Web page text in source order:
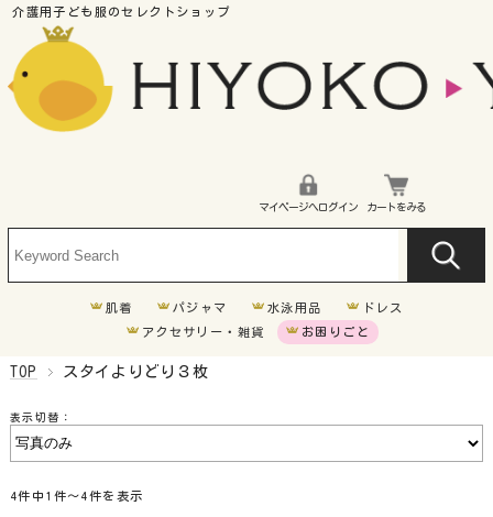
マイページへログイン カートをみる
肌着 パジャマ 水泳用品
ドレス
アクセサリー・雑貨
お困りごと
TOP スタイよりどり３枚
表示切替：
4件中1件〜4件を表示